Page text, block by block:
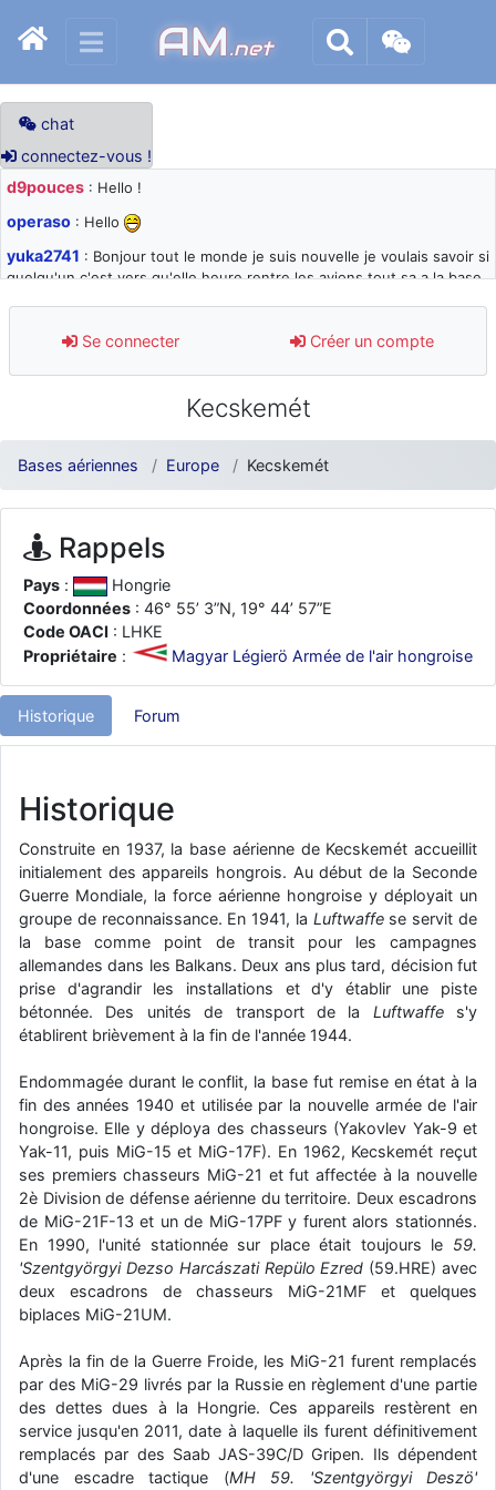
AM.net
chat
connectez-vous !
d9pouces : Hello !
operaso : Hello
yuka2741 : Bonjour tout le monde je suis nouvelle je voulais savoir si
quelqu'un c'est vers qu'elle heure rentre les avions tout sa a la base
d9pouces: désolé pour les quelques blocages du site ces derniers
jours : je teste des méthodes contre le spam et les bots trop nocifs
: Super, la nouvelle bannière
d9pouces : je suis un avion@,._,+ > lesquels ? je ne suis pas sûr de
comprendre
d9pouces: ouakamois > si tu parles du sujet sur l'Armée de l'Air,
bien sûr que oui !
je suis un avion@,._,+
moi et quelques avions n'ont pas les mêmes noms qu'aujourd'hui
ouakamois : Bonjourà toutes et à tous.en espérantque ces
quelques images du Pays Basque vous auront plu ; Agur…
d9pouces: Malheureusement non
fox_50: Bonjour, certains parmis vous étaient-ils présent au
cachée dans les pins: Coucou et excellente année 2026 à tous et
au site!
jericho: Bonne année et tous mes meilleurs voeux à tous pour
2026 !
little boy : je vous souhaite un bon réveillon pour cette nouvelle
année!
jericho: Merci D9pouces, à mon tour de souhaiter un Joyeux Noël
et de bonnes fêtes de fin d'année.
d9pouces: Joyeux Noël à tous !
comme le Prytanée dans la Sarthe, ça ne peut pas faire de mal !
d9pouces: C'est plutôt après le lycée, voire après une prépa
scientifique, tu as donc encore un peu de temps devant toi
yaellerigolow: bonjour a tous je suis un élève de première
passionnée par l'aviation militaire , pourrais je savoir que faire après
le lycée pour s'orienter et pouvoir devenir officier de l'armée de l'air?
d9pouces: lesquels, par exemple ?
mahmoud : bonsoir, très instructif ce site .mais nous aimerions avoir
les photo des anciens appareils de l'armée de l'air de la haute -volta
jericho: Pour moi tout est à nouveau OK dirait-on… Merci à toi.
d9pouces: En espérant n’avoir coupé les accessoires de personne
au passage !
d9pouces: j'ai trouvé un palliatif un peu violent, mais ça devrait aller
un peu mieux
Se connecter Créer un compte
Kecskemét
Bases aériennes Europe Kecskemét
Rappels
Pays :
Hongrie
Coordonnées : 46° 55’ 3”N, 19° 44’ 57”E
Code OACI : LHKE
Propriétaire : Magyar Légierö Armée de l'air hongroise
Historique Forum
Historique
Construite en 1937, la base aérienne de Kecskemét accueillit
initialement des appareils hongrois. Au début de la Seconde
Guerre Mondiale, la force aérienne hongroise y déployait un
groupe de reconnaissance. En 1941, la Luftwaffe se servit de
la base comme point de transit pour les campagnes
allemandes dans les Balkans. Deux ans plus tard, décision fut
prise d'agrandir les installations et d'y établir une piste
bétonnée. Des unités de transport de la Luftwaffe s'y
établirent brièvement à la fin de l'année 1944.
Endommagée durant le conflit, la base fut remise en état à la
fin des années 1940 et utilisée par la nouvelle armée de l'air
hongroise. Elle y déploya des chasseurs (Yakovlev Yak-9 et
Yak-11, puis MiG-15 et MiG-17F). En 1962, Kecskemét reçut
ses premiers chasseurs MiG-21 et fut affectée à la nouvelle
2è Division de défense aérienne du territoire. Deux escadrons
de MiG-21F-13 et un de MiG-17PF y furent alors stationnés.
En 1990, l'unité stationnée sur place était toujours le 59.
'Szentgyörgyi Dezso Harcászati Repülo Ezred (59.HRE) avec
deux escadrons de chasseurs MiG-21MF et quelques
biplaces MiG-21UM.
Après la fin de la Guerre Froide, les MiG-21 furent remplacés
par des MiG-29 livrés par la Russie en règlement d'une partie
des dettes dues à la Hongrie. Ces appareils restèrent en
service jusqu'en 2011, date à laquelle ils furent définitivement
remplacés par des Saab JAS-39C/D Gripen. Ils dépendent
d'une escadre tactique (MH 59. 'Szentgyörgyi Deszö'